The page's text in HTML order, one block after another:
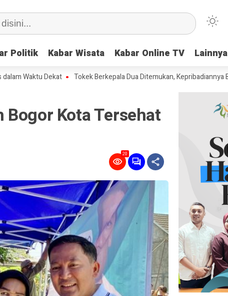
Politik Kabar Wisata Kabar Online TV Lainnya
Politik Kabar Wisata Kabar Online TV Lainnya
Dekat Tokek Berkepala Dua Ditemukan, Kepribadiannya Berbeda
Bogor Kota Tersehat
20